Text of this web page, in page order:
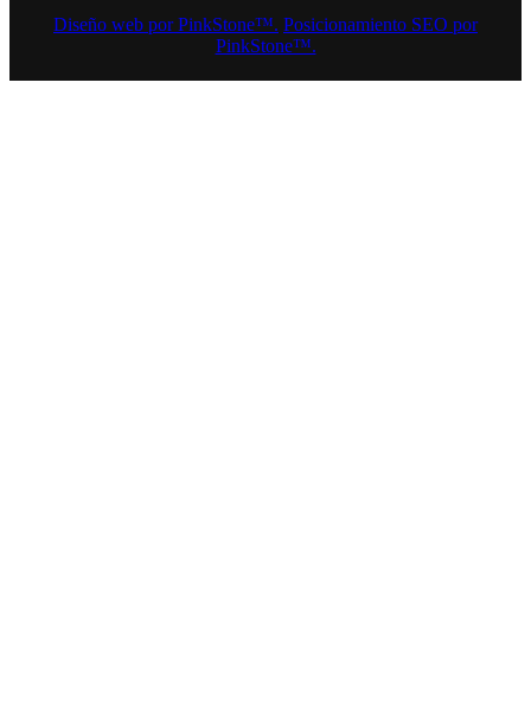
Diseño web por PinkStone™. Posicionamiento SEO por
PinkStone™.